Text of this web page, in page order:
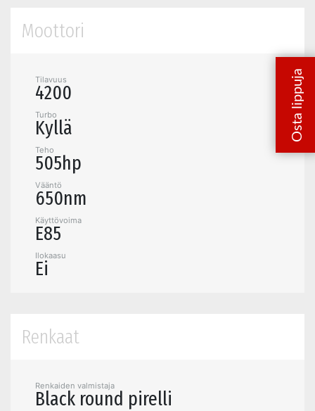
Moottori
Tilavuus
4200
Turbo
Kyllä
Teho
505hp
Vääntö
650nm
Käyttövoima
E85
Ilokaasu
Ei
Renkaat
Renkaiden valmistaja
Black round pirelli